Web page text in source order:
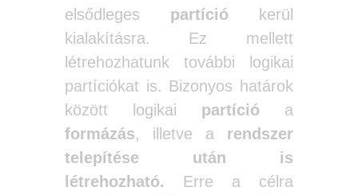
elsődleges partíció kerül
kialakításra. Ez mellett
létrehozhatunk további logikai
partíciókat is. Bizonyos határok
között logikai partíció a
formázás, illetve a rendszer
telepítése után is
létrehozható. Erre a célra